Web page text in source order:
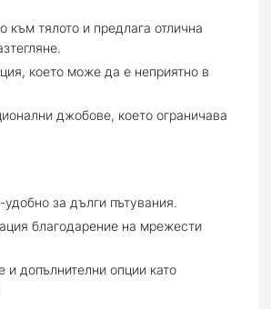
към тялото и предлага отлична
което може да е неприятно в
джобове, което ограничава
за дълги пътувания.
благодарение на мрежести
и допълнителни опции като